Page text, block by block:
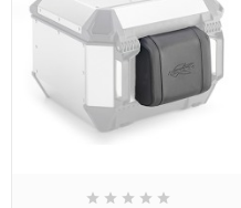
    